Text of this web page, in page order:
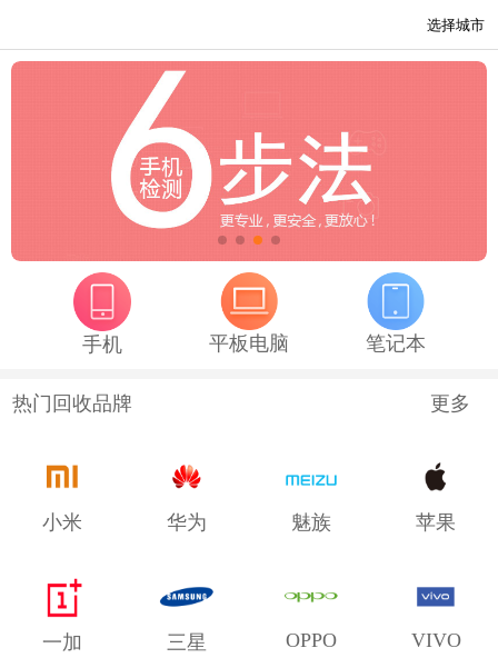
手机 平板电脑 笔记本
热门回收品牌 更多
小米 华为 魅族 苹果
一加 三星 OPPO VIVO
46分钟前 天津 何* 到店回收 iPhone 12 ￥3604
45分钟前 贵阳 吕* 到店回收 realme GT ￥950